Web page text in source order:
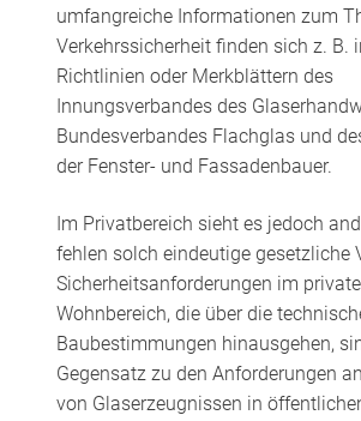
umfangreiche Informationen zum
Verkehrssicherheit finden sich z. B.
Richtlinien oder Merkblättern des
Innungsverbandes des
Bundesverbandes Flachglas und
der Fenster- und Fassadenbauer.
Im Privatbereich sieht es jedoch
fehlen solch eindeutige gesetzliche
Sicherheitsanforderungen im
Wohnbereich, die über die
Baubestimmungen hinausgehen,
Gegensatz zu den Anforderungen
von Glaserzeugnissen in